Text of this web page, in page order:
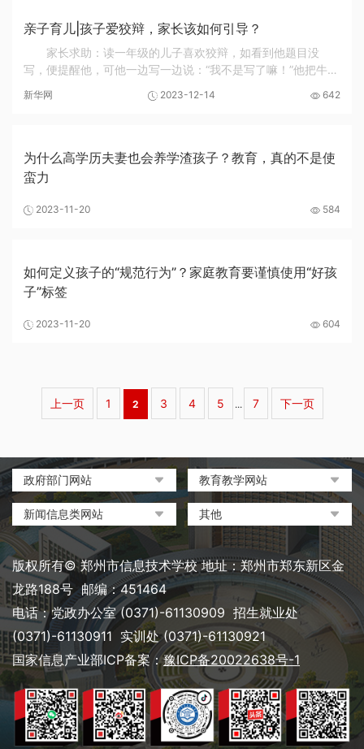
亲子育儿|孩子爱狡辩，家长该如何引导？
家长求助：读一年级的儿子喜欢狡辩，如看到他题目没
写，便提醒他，可他一边写一边说：“我不是写了嘛！”他把牛奶
可感觉孩子总是说出与事实不符的话。该...
新华网 2023-12-14 642
为什么高学历夫妻也会养学渣孩子？教育，真的不是使
蛮力
2023-11-20 584
如何定义孩子的“规范行为”？家庭教育要谨慎使用“好孩
子”标签
2023-11-20 604
上一页 1 2 3 4 5 ... 7 下一页
政府部门网站
中国政府网
河南省人民政府
郑州市人民政府
教育教学网站
教育部政府门户网站
中国职业教育与成人教育网
河南省教育厅
河南省职业教育与成人教育
网
郑州市教育局政务网
郑州教育信息网
新闻信息类网站
环球网
凤凰网
搜狐
网易
新浪
其他
中央电化教育馆
中国教育和科研计算机网
电脑报
大象网|河南网络广播电视台
版权所有© 郑州市信息技术学校 地址：郑州市郑东新区金
龙路188号 邮编：451464
电话：党政办公室 (0371)-61130909 招生就业处
(0371)-61130911 实训处 (0371)-61130921
国家信息产业部ICP备案：豫ICP备20022638号-1